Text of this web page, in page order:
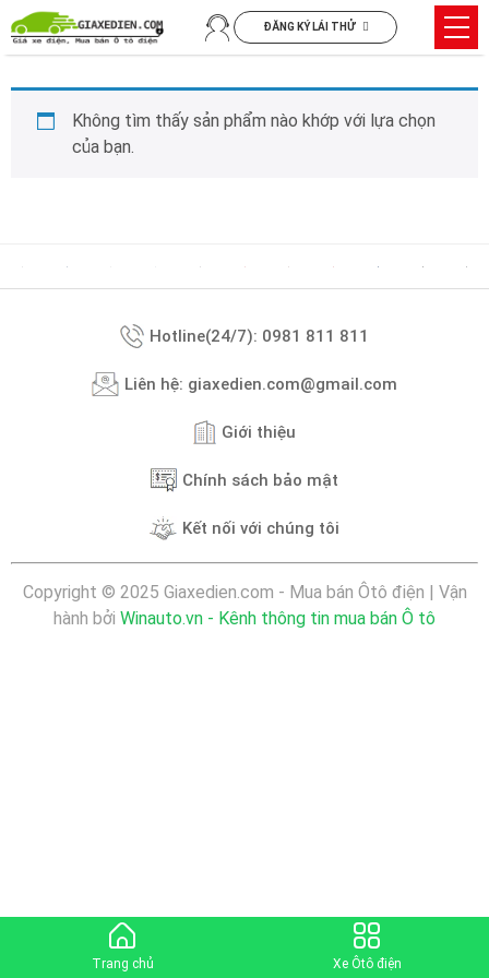
Chuyển
đến
dung
ĐĂNG KÝ LÁI THỬ
đơn
Không tìm thấy sản phẩm nào khớp với lựa chọn
của bạn.
Hotline(24/7): 0981 811 811
Liên hệ: giaxedien.com@gmail.com
Giới thiệu
Chính sách bảo mật
Kết nối với chúng tôi
Copyright © 2025 Giaxedien.com - Mua bán Ôtô điện | Vận
hành bởi Winauto.vn - Kênh thông tin mua bán Ô tô
Trang chủ Xe Ôtô điện